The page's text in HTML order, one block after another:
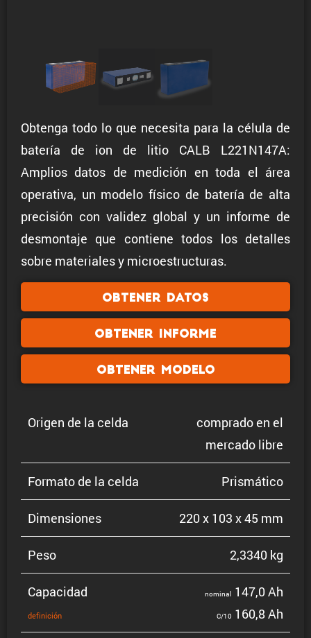
Obtenga todo lo que necesita para la célula de
batería de ion de litio CALB L221N147A:
Amplios datos de medición en toda el área
operativa, un modelo físico de batería de alta
precisión con validez global y un informe de
desmontaje que contiene todos los detalles
sobre materiales y microestructuras.
Obtener datos
Obtener informe
Obtener modelo
Origen de la celda
comprado en el
mercado libre
Formato de la celda Prismá­tico
Dimen­siones 220 x 103 x 45 mm
Peso 2,3340 kg
Capacidad
defini­ción
nominal 147,0 Ah
C/10 160,8 Ah